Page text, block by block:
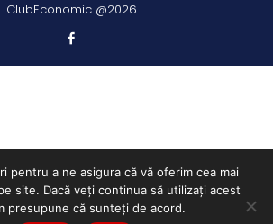
ClubEconomic @2026
pentru a ne asigura că vă oferim cea mai
site. Dacă veți continua să utilizați acest
presupune că sunteți de acord.